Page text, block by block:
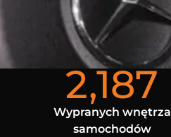
2,187
Wypranych wnętrza
samochodów